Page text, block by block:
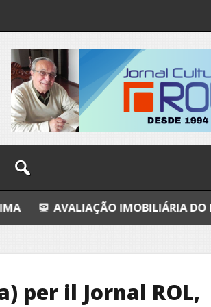
IMOBILIÁRIA DO INDIZÍVEL
per il Jornal ROL,